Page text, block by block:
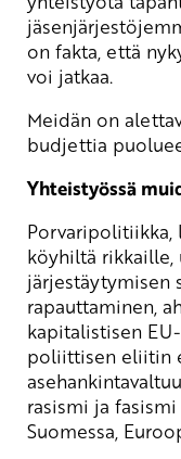
on fakta, että
voi jatkaa.
Meidän on
budjettia
Yhteistyössä
köyhiltä rikkaille,
järjestäytymisen
rapauttaminen,
kapitalistisen
poliittisen eliitin
rasismi ja
Suomessa,